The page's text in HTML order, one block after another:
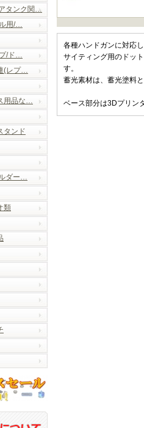
タンク関…
用/…
/ド…
(レプ…
用品な…
タンド
ダー…
類
各種ハンドガンに対応
サイティング用のドッ
す。
蓄光素材は、蓄光塗料
ベース部分は3Dプリン